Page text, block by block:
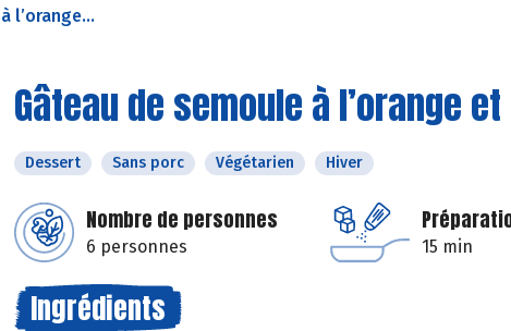
l’orange...
Gâteau de semoule à l’orange
Dessert Sans porc Végétarien Hiver
Nombre de personnes
6 personnes 15 min
Ingrédients